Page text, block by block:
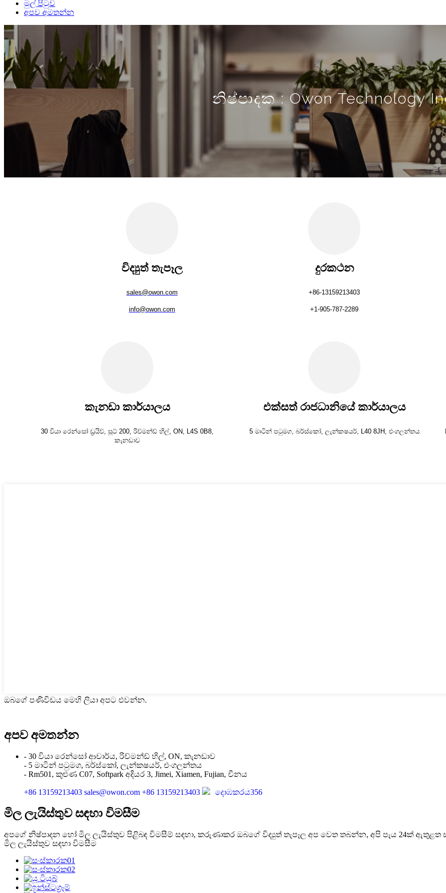
මුල් පිටුව
අපව අමතන්න
නිෂ්පාදක : Owon Technology
විද්‍යුත් තැපෑල
sales@owon.com
info@owon.com
දුරකථන
+86-13159213403
+1-905-787-2289
කැනඩා කාර්යාලය
30 වියා රෙන්සෝ ඩ්‍රයිව්, සූට් 200, රිච්මන්ඩ් හිල්, ON, L4S 0B8,
කැනඩාව
එක්සත් රාජධානියේ කාර්යාලය
5 මාටින් පටුමග, බර්ස්කෝ, ලැන්කෂයර්, L40 8JH, එංගලන්තය
ඔබගේ පණිවිඩය මෙහි ලියා අපට එවන්න.
අපව අමතන්න
- 30 වියා රෙන්සෝ ආචාර්ය, රිච්මන්ඩ් හිල්, ON, කැනඩාව
- 5 මාටින් පටුමග, බර්ස්කෝ, ලැන්කෂයර්, එංගලන්තය
- Rm501, කුළුණ C07, Softpark අදියර 3, Jimei, Xiamen, Fujian, චීනය
+86 13159213403 sales@owon.com +86 13159213403 දොඹකරය356
මිල ලැයිස්තුව සඳහා විමසීම
අපගේ නිෂ්පාදන හෝ මිල ලැයිස්තුව පිළිබඳ විමසීම් සඳහා, කරුණාකර ඔබගේ විද්‍යුත් තැපෑල අප වෙත තබන්න, අපි පැය 24ක්
මිල ලැයිස්තුව සඳහා විමසීම